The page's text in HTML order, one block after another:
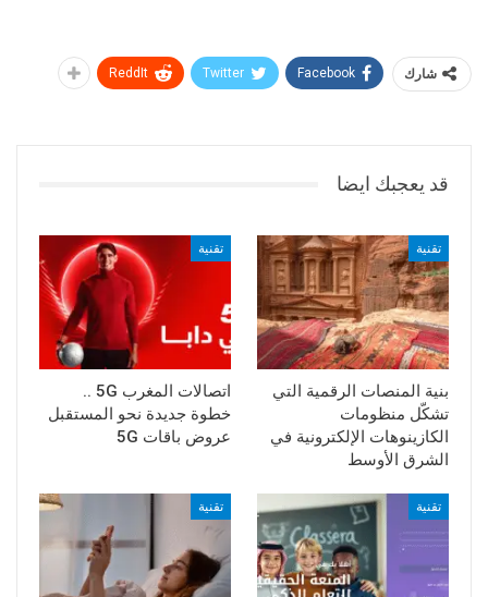
شارك Facebook
Twitter
ReddIt
قد يعجبك ايضا
تقنية
بنية المنصات الرقمية التي
تشكّل منظومات
الكازينوهات الإلكترونية في
الشرق الأوسط
تقنية
اتصالات المغرب 5G ..
خطوة جديدة نحو المستقبل
عروض باقات 5G
تقنية تقنية